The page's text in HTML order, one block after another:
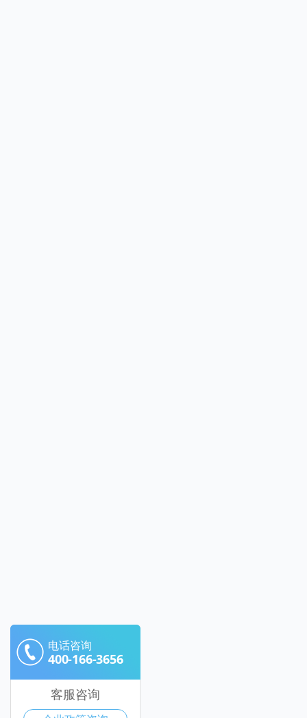
电话咨询
400-166-3656
客服咨询